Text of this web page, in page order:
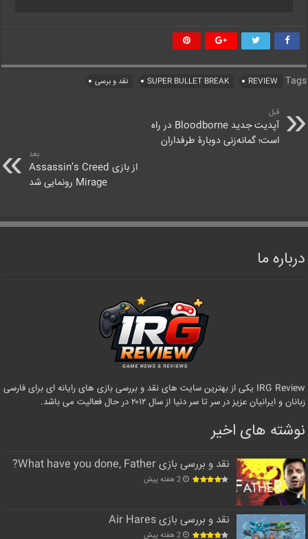
Tags
REVIEW
SUPER BULLET BREAK نقد و برسی
قبل
آپدیت جدید Bloodborne در راه
است؛ گمانه‌زنی دوبارۀ طرفداران
بعد
از بازی Assassin’s Creed
Mirage رونمایی شد
درباره ما
IRG Review یکی از بهترین سایت های نقد و بررسی بازی های رایانه ای برای فارسی
زبانان و ایرانیان عزیز در سر تا سر دنیا از سال ۲۰۱۲ در حال فعالیت می باشد.
نوشته های اخیر
نقد و بررسی بازی What have you done, Father?
2 هفته پیش
نقد و بررسی بازی Air Hares
2 هفته پیش